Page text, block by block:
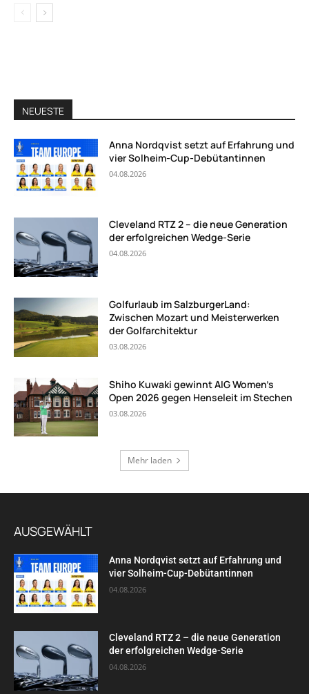
NEUESTE
Anna Nordqvist setzt auf Erfahrung und
vier Solheim-Cup-Debütantinnen
04.08.2026
Cleveland RTZ 2 – die neue Generation
der erfolgreichen Wedge-Serie
04.08.2026
Golfurlaub im SalzburgerLand:
Zwischen Mozart und Meisterwerken
der Golfarchitektur
03.08.2026
Shiho Kuwaki gewinnt AIG Women’s
Open 2026 gegen Henseleit im Stechen
03.08.2026
Mehr laden
AUSGEWÄHLT
Anna Nordqvist setzt auf Erfahrung und
vier Solheim-Cup-Debütantinnen
04.08.2026
Cleveland RTZ 2 – die neue Generation
der erfolgreichen Wedge-Serie
04.08.2026